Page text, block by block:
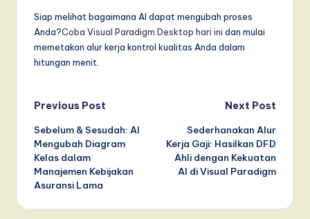
Siap melihat bagaimana AI dapat mengubah proses
Anda?Coba Visual Paradigm Desktop hari ini dan mulai
memetakan alur kerja kontrol kualitas Anda dalam
hitungan menit.
Post
navigation
Previous Post
Sebelum & Sesudah: AI
Mengubah Diagram
Kelas dalam
Manajemen Kebijakan
Asuransi Lama
Next Post
Sederhanakan Alur
Kerja Gaji: Hasilkan DFD
Ahli dengan Kekuatan
AI di Visual Paradigm